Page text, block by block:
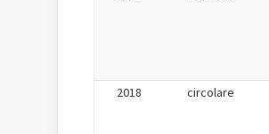
2018
circolare